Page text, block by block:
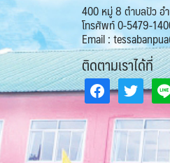
400 หมู่ 8 ตำบลปัว อ
โทรศัพท์ 0-5479-
Email :
ติดตามเราได้ที่
facebooktwitter line